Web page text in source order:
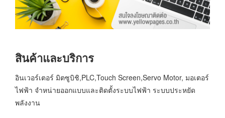
สินค้าและบริการ
อินเวอร์เตอร์ มิตซูบิชิ,PLC,Touch Screen,Servo Motor, มอเตอร์
ไฟฟ้า จำหน่ายออกแบบและติดตั้งระบบไฟฟ้า ระบบประหยัด
พลังงาน